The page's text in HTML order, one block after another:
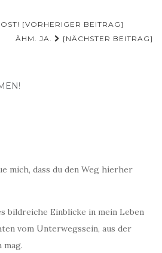
[VORHERIGER BEITRAG]
ÄHM. JA.
[NÄCHSTER BEITRAG]
mich, dass du den Weg hierher
bildreiche Einblicke in mein Leben
vom Unterwegssein, aus der
mag.